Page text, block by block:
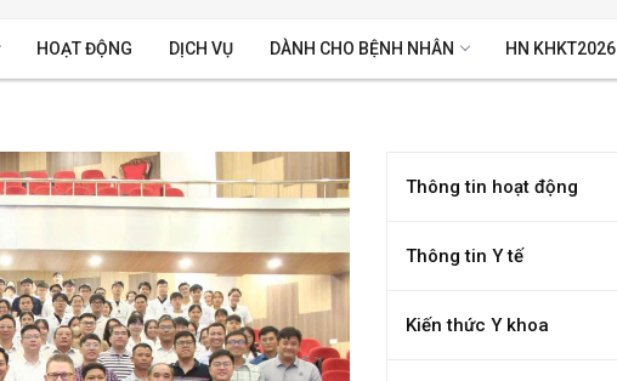
HOẠT ĐỘNG DỊCH VỤ DÀNH CHO BỆNH NHÂN HN KHKT2026
Thông tin hoạt động
Thông tin Y tế
Kiến thức Y khoa